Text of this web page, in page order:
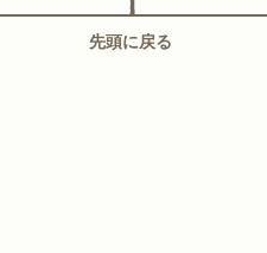
先頭に戻る